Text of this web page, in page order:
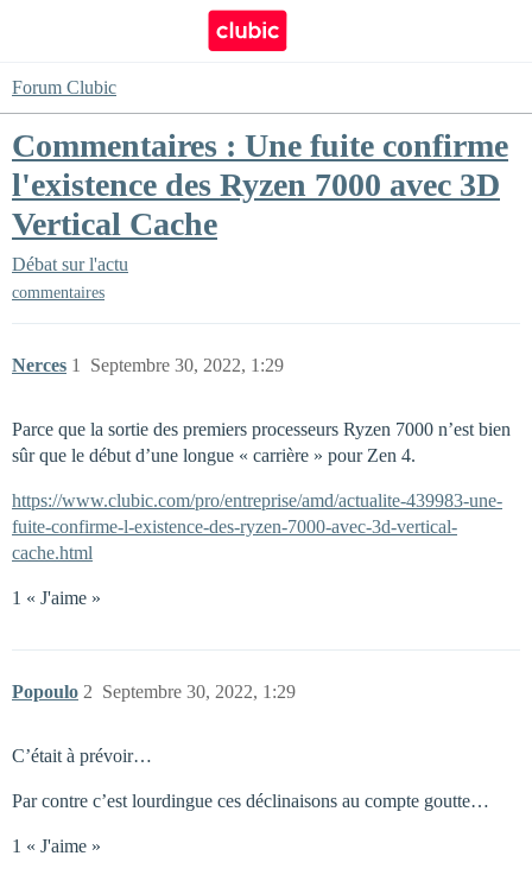
Forum Clubic
Commentaires : Une fuite confirme
l'existence des Ryzen 7000 avec 3D
Vertical Cache
Débat sur l'actu
commentaires
Nerces Septembre 30, 2022, 1:29
1
Parce que la sortie des premiers processeurs Ryzen 7000 n’est bien
sûr que le début d’une longue « carrière » pour Zen 4.
https://www.clubic.com/pro/entreprise/amd/actualite-439983-une-
fuite-confirme-l-existence-des-ryzen-7000-avec-3d-vertical-
cache.html
1 « J'aime »
Popoulo Septembre 30, 2022, 1:29
2
C’était à prévoir…
Par contre c’est lourdingue ces déclinaisons au compte goutte…
1 « J'aime »